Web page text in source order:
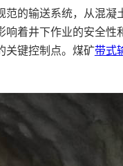
的输送系统，从混
着井下作业的安全性
关键控制点。煤矿带式